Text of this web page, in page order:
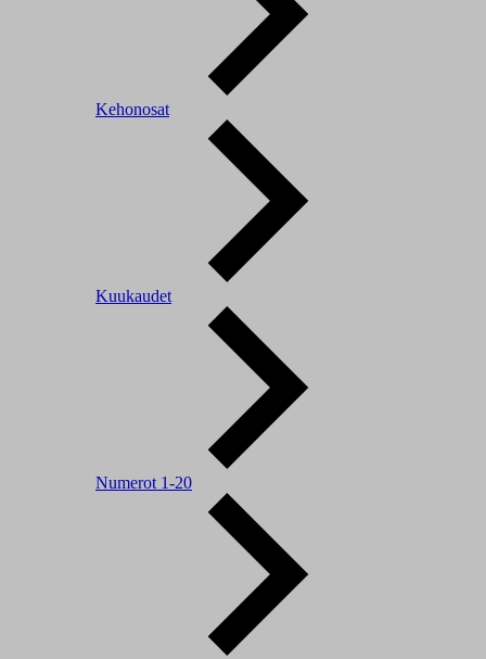
Kehonosat
Kuukaudet
Numerot 1-20